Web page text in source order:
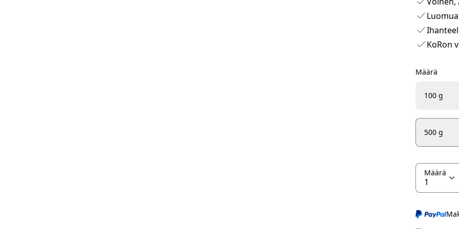
Luomua
KoRon
Määrä
100 g
500 g
Määrä